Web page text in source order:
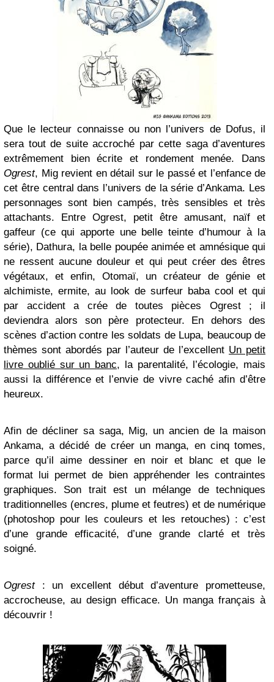
Que le lecteur connaisse ou non l’univers de Dofus, il
sera tout de suite accroché par cette saga d’aventures
extrêmement bien écrite et rondement menée. Dans
Ogrest, Mig revient en détail sur le passé et l’enfance de
cet être central dans l’univers de la série d’Ankama. Les
personnages sont bien campés, très sensibles et très
attachants. Entre Ogrest, petit être amusant, naïf et
gaffeur (ce qui apporte une belle teinte d’humour à la
série), Dathura, la belle poupée animée et amnésique qui
ne ressent aucune douleur et qui peut créer des êtres
végétaux, et enfin, Otomaï, un créateur de génie et
alchimiste, ermite, au look de surfeur baba cool et qui
par accident a crée de toutes pièces Ogrest ; il
deviendra alors son père protecteur. En dehors des
scènes d’action contre les soldats de Lupa, beaucoup de
thèmes sont abordés par l’auteur de l’excellent Un petit
livre oublié sur un banc, la parentalité, l’écologie, mais
aussi la différence et l’envie de vivre caché afin d’être
heureux.
Afin de décliner sa saga, Mig, un ancien de la maison
Ankama, a décidé de créer un manga, en cinq tomes,
parce qu’il aime dessiner en noir et blanc et que le
format lui permet de bien appréhender les contraintes
graphiques. Son trait est un mélange de techniques
traditionnelles (encres, plume et feutres) et de numérique
(photoshop pour les couleurs et les retouches) : c’est
d’une grande efficacité, d’une grande clarté et très
soigné.
Ogrest: un excellent début d’aventure prometteuse,
accrocheuse, au design efficace. Un manga français à
découvrir !